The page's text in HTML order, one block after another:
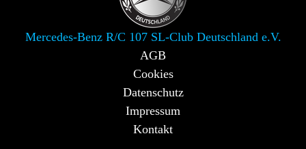
Mercedes-Benz R/C 107 SL-Club Deutschland e.V.
AGB
Cookies
Datenschutz
Impressum
Kontakt